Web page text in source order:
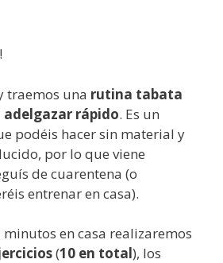
traemos una rutina tabata
rápido. Es un
podéis hacer sin material y
por lo que viene
de cuarentena (o
entrenar en casa).
en casa realizaremos
(10 en total), los